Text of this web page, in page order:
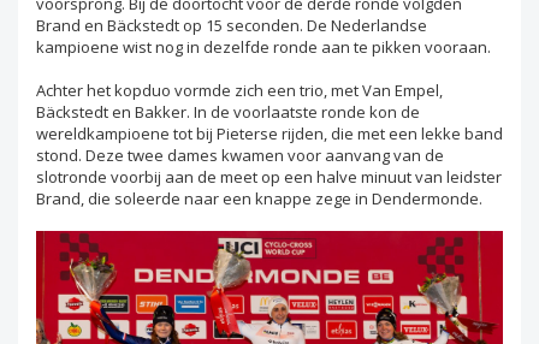
Brand en Bäckstedt op 15 seconden. De Nederlandse
kampioene wist nog in dezelfde ronde aan te pikken vooraan.
Achter het kopduo vormde zich een trio, met Van Empel,
Bäckstedt en Bakker. In de voorlaatste ronde kon de
wereldkampioene tot bij Pieterse rijden, die met een lekke band
stond. Deze twee dames kwamen voor aanvang van de
slotronde voorbij aan de meet op een halve minuut van leidster
Brand, die soleerde naar een knappe zege in Dendermonde.